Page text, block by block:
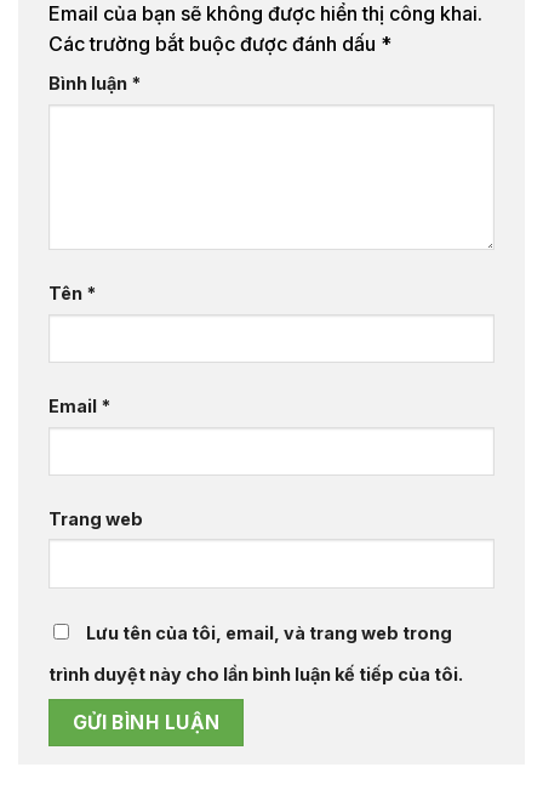
Email của bạn sẽ không được hiển thị công khai.
Các trường bắt buộc được đánh dấu *
Bình luận *
Tên *
Email *
Trang web
Lưu tên của tôi, email, và trang web trong
trình duyệt này cho lần bình luận kế tiếp của tôi.